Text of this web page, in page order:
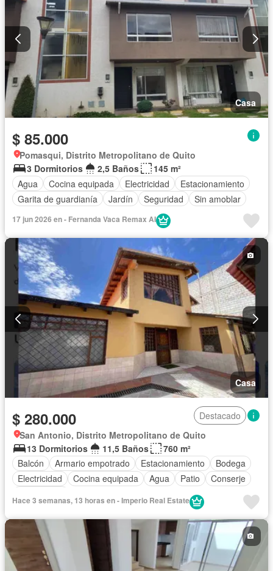
Casa
$ 85.000
Pomasqui, Distrito Metropolitano de Quito
3 Dormitorios
2,5 Baños
145 m²
Agua
Cocina equipada Electricidad
Estacionamiento
Garita de guardianía
Jardín Seguridad Sin amoblar
17 jun 2026 en - Fernanda Vaca Remax AI
Casa
$ 280.000
Destacado
San Antonio, Distrito Metropolitano de Quito
13 Dormitorios
11,5 Baños
760 m²
Balcón
Armario empotrado Estacionamiento
Bodega
Electricidad
Cocina equipada Agua Patio
Conserje
Hace 3 semanas, 13 horas en - Imperio Real Estate